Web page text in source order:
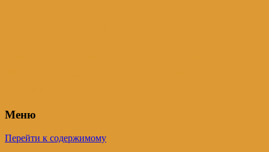
Меню
Перейти к содержимому